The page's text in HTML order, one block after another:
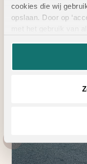
cookies die wij
opslaan. Door op